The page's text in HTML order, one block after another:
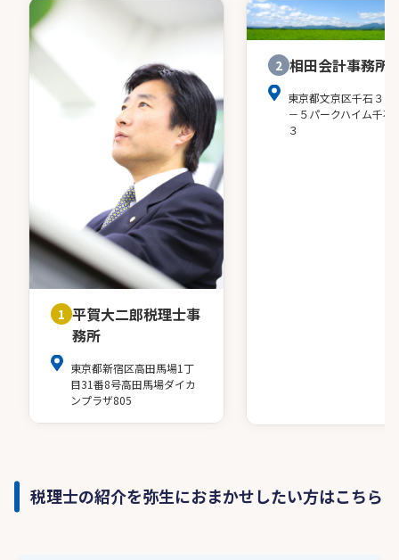
1 平賀大二郎税理士事
務所
東京都新宿区高田馬場1丁
目31番8号高田馬場ダイカ
ンプラザ805
2 相田会計事務所
東京都文京区千石３－
－５パークハイム千石
３
税理士の紹介を弥生におまかせしたい方はこちら